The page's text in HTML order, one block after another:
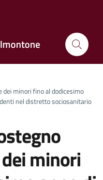
minori fino al dodicesimo
nel distretto sociosanitario
minori